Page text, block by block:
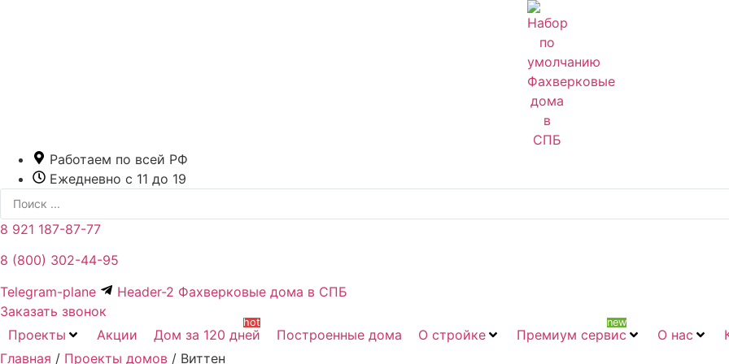
Работаем по всей РФ
Ежедневно с 11 до 19
Search
8 921 187-87-77
8 (800) 302-44-95
Telegram-plane
Header-2 Фахверковые дома в СПБ
Заказать звонок
Проекты
Акции Дом за 120 дней
hot
Построенные дома О стройке Премиум сервис
new
О нас
Главная / Проекты домов / Виттен